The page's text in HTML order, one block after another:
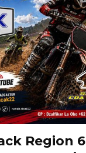
Region 6